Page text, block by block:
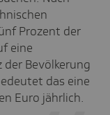
Prozent der
eine
Bevölkerung
das eine
Euro jährlich.